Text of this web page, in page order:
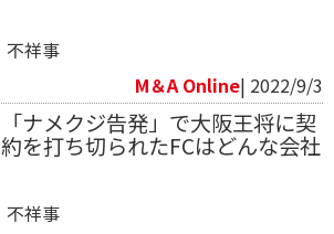
不祥事
M＆A Online| 2022/9/3
「ナメクジ告発」で大阪王将に契
約を打ち切られたFCはどんな会社
不祥事